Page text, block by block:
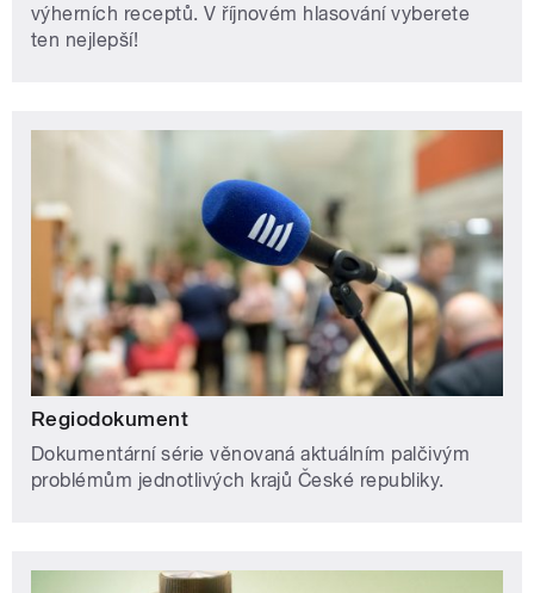
výherních receptů. V říjnovém hlasování vyberete
ten nejlepší!
Regiodokument
Dokumentární série věnovaná aktuálním palčivým
problémům jednotlivých krajů České republiky.